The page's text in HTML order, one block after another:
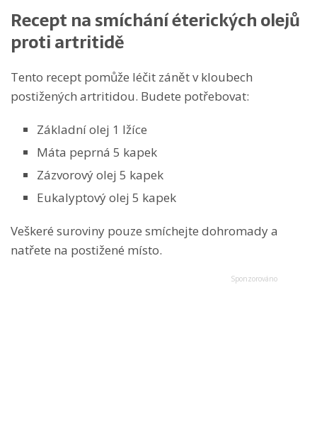
Recept na smíchání éterických olejů
proti artritidě
Tento recept pomůže léčit zánět v kloubech
postižených artritidou. Budete potřebovat:
Základní olej 1 lžíce
Máta peprná 5 kapek
Zázvorový olej 5 kapek
Eukalyptový olej 5 kapek
Veškeré suroviny pouze smíchejte dohromady a
natřete na postižené místo.